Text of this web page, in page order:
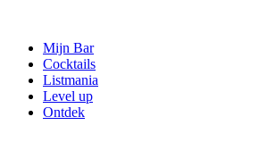
Mijn Bar
Cocktails
Listmania
Level up
Ontdek